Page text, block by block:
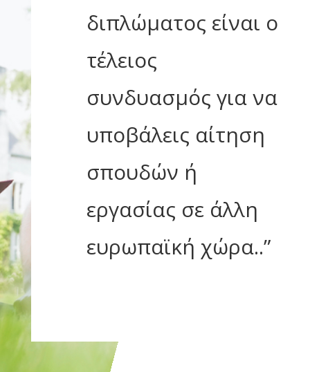
διπλώματος είναι ο
τέλειος
συνδυασμός για να
υποβάλεις αίτηση
σπουδών ή
εργασίας σε άλλη
ευρωπαϊκή χώρα..”